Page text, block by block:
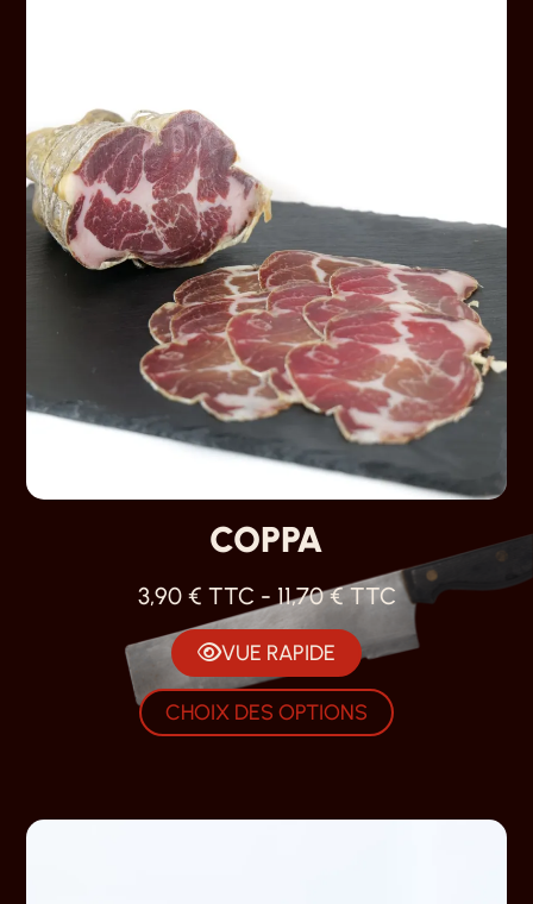
COPPA
3,90 € TTC -11,70€TTC
VUE RAPIDE
CHOIX DES OPTIONS